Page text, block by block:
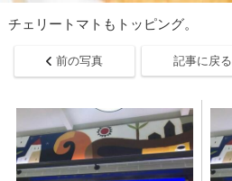
チェリートマトもトッピング。
前の写真 記事に戻る